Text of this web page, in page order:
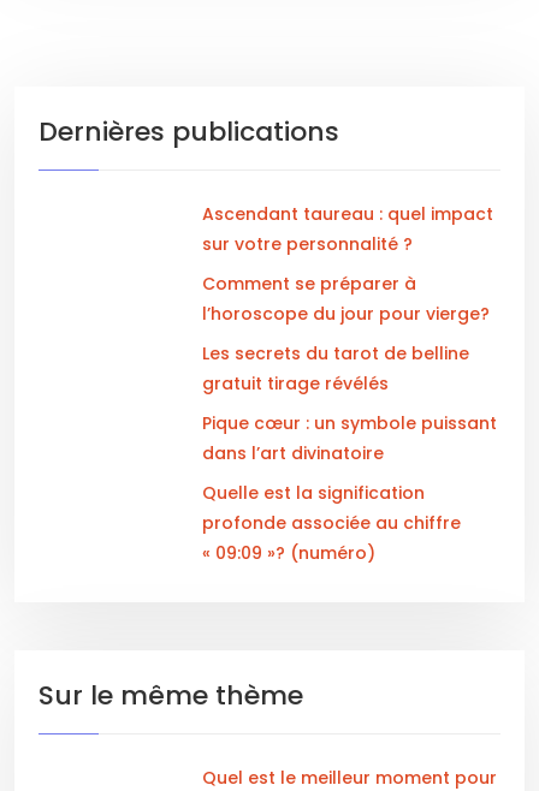
Dernières publications
Ascendant taureau : quel impact
sur votre personnalité ?
Comment se préparer à
l’horoscope du jour pour vierge?
Les secrets du tarot de belline
gratuit tirage révélés
Pique cœur : un symbole puissant
dans l’art divinatoire
Quelle est la signification
profonde associée au chiffre
« 09:09 »? (numéro)
Sur le même thème
Quel est le meilleur moment pour